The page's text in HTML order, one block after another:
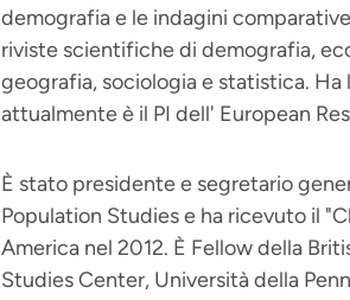
demografia e le indagini
riviste scientifiche di demografia,
geografia, sociologia e statistica.
attualmente è il PI dell' European
È stato presidente e segretario
Population Studies e ha ricevuto il
America nel 2012. È Fellow della
Studies Center, Università della